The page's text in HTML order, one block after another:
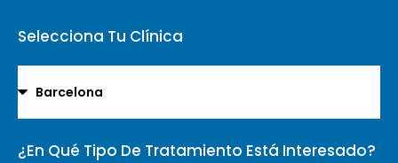
Selecciona Tu Clínica
¿En Qué Tipo De Tratamiento Está Interesado?